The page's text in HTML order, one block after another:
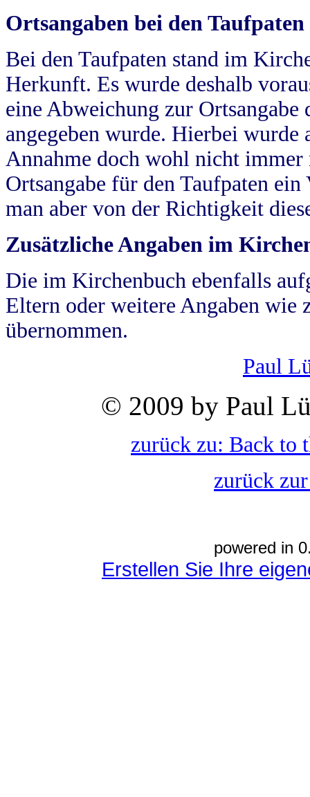
Ortsangaben bei den Taufpaten
Bei den Taufpaten stand im
Herkunft. Es wurde deshalb
eine Abweichung zur
angegeben wurde. Hierbei wurde
Annahme doch wohl nicht
Ortsangabe für den Taufpaten
man aber von der Richtigkeit
Zusätzliche Angaben im
Die im Kirchenbuch ebenfalls
Eltern oder weitere Angaben wie
übernommen.
Paul
© 2009 by Paul
zurück zu: Back to
zurück
powered in
Erstellen Sie Ihre